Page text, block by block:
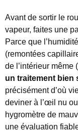
Avant de sortir le
vapeur, faites une
Parce que
(remontées
de l’intérieur
un traitement bien
précisément d’où
deviner à l’œil nu
hygromètre de
une évaluation